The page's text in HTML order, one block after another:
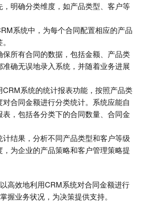
，明确分类维度，如产品类型、客户等
系统中，为每个合同配置相应的产品
保所有合同的数据，包括金额、产品类
确无误地录入系统，并随着业务进展
CRM系统的统计报表功能，按照产品类
合同金额进行分类统计。系统应能自
，包括各分类下的合同数量、合同金
计结果，分析不同产品类型和客户等级
为企业的产品策略和客户管理策略提
高效地利用CRM系统对合同金额进行
握业务状况，为决策提供支持。